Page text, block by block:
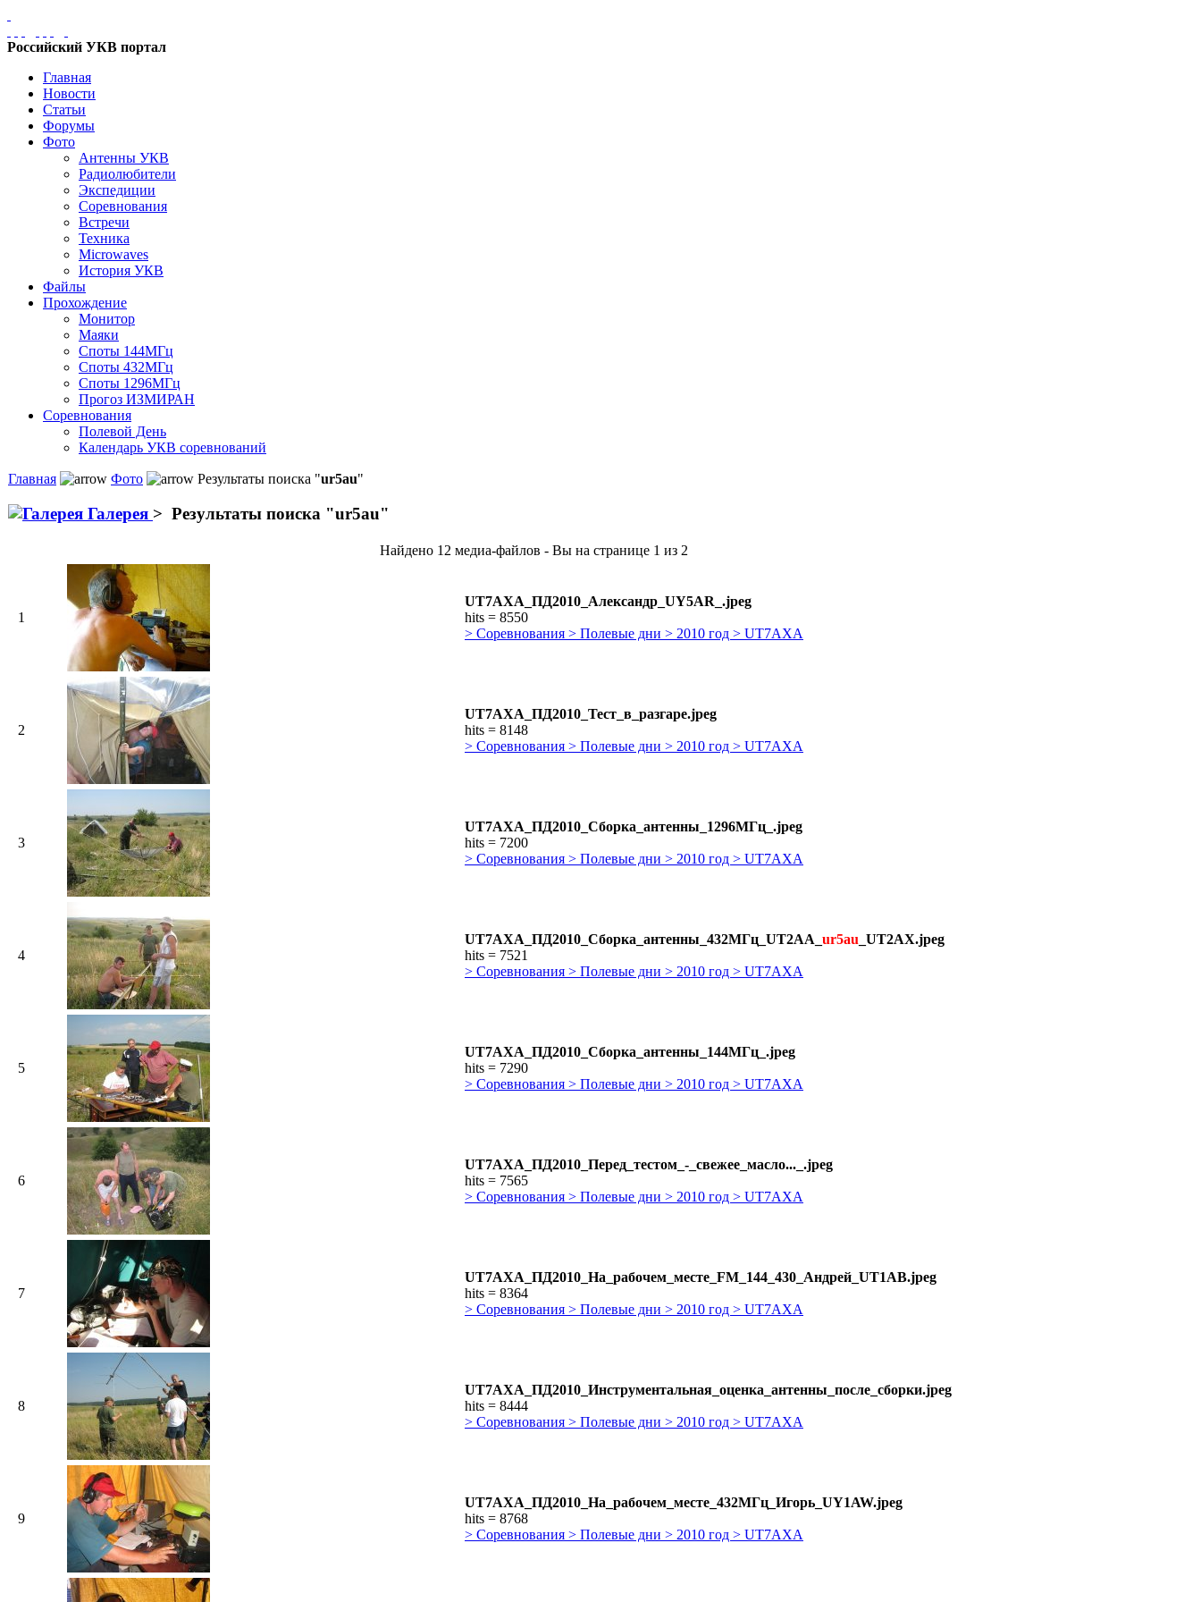
Российский УКВ портал
Главная
Новости
Статьи
Форумы
Фото
Антенны УКВ
Радиолюбители
Экспедиции
Соревнования
Встречи
Техника
Microwaves
История УКВ
Файлы
Прохождение
Монитор
Маяки
Споты 144МГц
Споты 432МГц
Споты 1296МГц
Прогоз ИЗМИРАН
Соревнования
Полевой День
Календарь УКВ соревнований
Главная Фото Результаты поиска "ur5au"
Галерея > Результаты поиска "ur5au"
Найдено 12 медиа-файлов - Вы на странице 1 из 2
1
UT7AXA_ПД2010_Александр_UY5AR_.jpeg
hits = 8550
> Соревнования > Полевые дни > 2010 год > UT7AXA
2
UT7AXA_ПД2010_Тест_в_разгаре.jpeg
hits = 8148
> Соревнования > Полевые дни > 2010 год > UT7AXA
3
UT7AXA_ПД2010_Сборка_антенны_1296МГц_.jpeg
hits = 7200
> Соревнования > Полевые дни > 2010 год > UT7AXA
4
UT7AXA_ПД2010_Сборка_антенны_432МГц_UT2AA_ ur5au _UT2AX.jpeg
hits = 7521
> Соревнования > Полевые дни > 2010 год > UT7AXA
5
UT7AXA_ПД2010_Сборка_антенны_144МГц_.jpeg
hits = 7290
> Соревнования > Полевые дни > 2010 год > UT7AXA
6
UT7AXA_ПД2010_Перед_тестом_-_свежее_масло..._.jpeg
hits = 7565
> Соревнования > Полевые дни > 2010 год > UT7AXA
7
UT7AXA_ПД2010_На_рабочем_месте_FM_144_430_Андрей_UT1AB.jpeg
hits = 8364
> Соревнования > Полевые дни > 2010 год > UT7AXA
8
UT7AXA_ПД2010_Инструментальная_оценка_антенны_после_сборки.jpeg
hits = 8444
> Соревнования > Полевые дни > 2010 год > UT7AXA
9
UT7AXA_ПД2010_На_рабочем_месте_432МГц_Игорь_UY1AW.jpeg
hits = 8768
> Соревнования > Полевые дни > 2010 год > UT7AXA